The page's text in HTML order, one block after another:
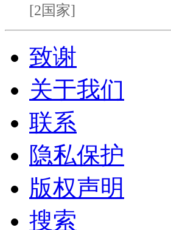
[2国家]
致谢
关于我们
联系
隐私保护
版权声明
搜索